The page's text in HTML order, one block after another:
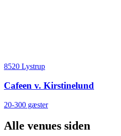
8520 Lystrup
Cafeen v. Kirstinelund
20-300 gæster
Alle venues siden